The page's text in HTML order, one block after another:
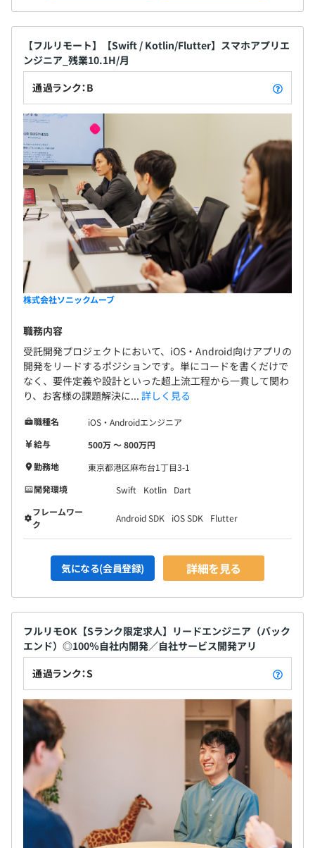
【フルリモート】【Swift / Kotlin/Flutter】スマホアプリエ
ンジニア_残業10.1H/月
通過ランク：B
株式会社ソニックムーブ
職務内容
受託開発プロジェクトにおいて、iOS・Android向けアプリの
開発をリードするポジションです。単にコードを書くだけで
なく、要件定義や設計といった超上流工程から一貫して関わ
り、お客様の課題解決に... 詳しく見る
職種名
iOS・Androidエンジニア
給与
500万 〜 800万円
勤務地
東京都港区麻布台1丁目3-1
開発環境
Swift Kotlin
Dart
フレームワー
ク
Android SDK iOS SDK Flutter
気になる(会員登録) 詳細を見る
フルリモOK【Sランク限定求人】リードエンジニア（バック
エンド）◎100％自社内開発／自社サービス開発アリ
通過ランク：S